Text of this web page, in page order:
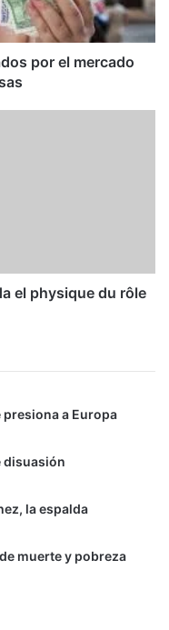
por el mercado
el physique du rôle
presiona a Europa
disuasión
la espalda
muerte y pobreza